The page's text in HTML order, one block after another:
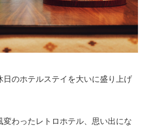
のホテルステイを大いに盛り上げ
わったレトロホテル、思い出にな